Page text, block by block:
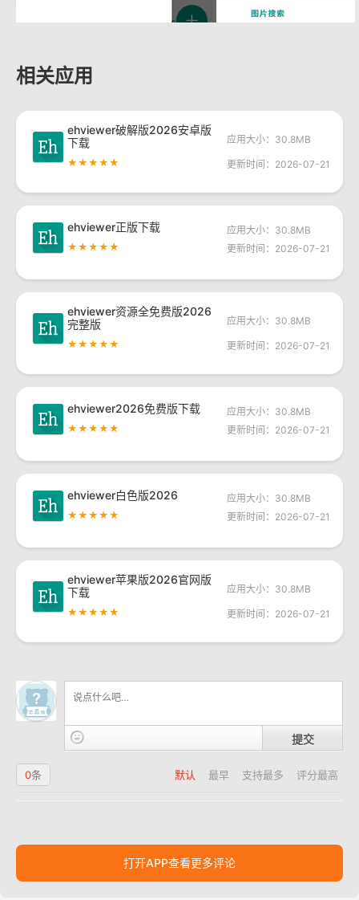
相关应用
ehviewer破解版2026安卓版
下载
★★★★★
应用大小：30.8MB
更新时间：2026-07-21
ehviewer正版下载
★★★★★
应用大小：30.8MB
更新时间：2026-07-21
ehviewer资源全免费版2026
完整版
★★★★★
应用大小：30.8MB
更新时间：2026-07-21
ehviewer2026免费版下载
★★★★★
应用大小：30.8MB
更新时间：2026-07-21
ehviewer白色版2026
★★★★★
应用大小：30.8MB
更新时间：2026-07-21
ehviewer苹果版2026官网版
下载
★★★★★
应用大小：30.8MB
更新时间：2026-07-21
提交
默认 最早 支持最多 评分最高
0条
打开APP查看更多评论